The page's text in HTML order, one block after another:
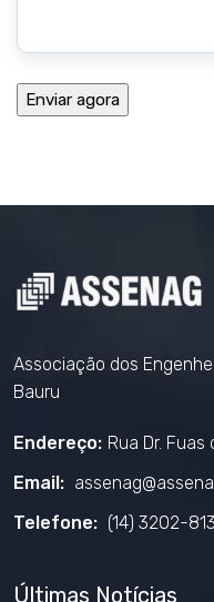
Associação dos
Bauru
Endereço: Rua Dr.
Email:
Telefone: (14) 3202-
Últimas Notícias